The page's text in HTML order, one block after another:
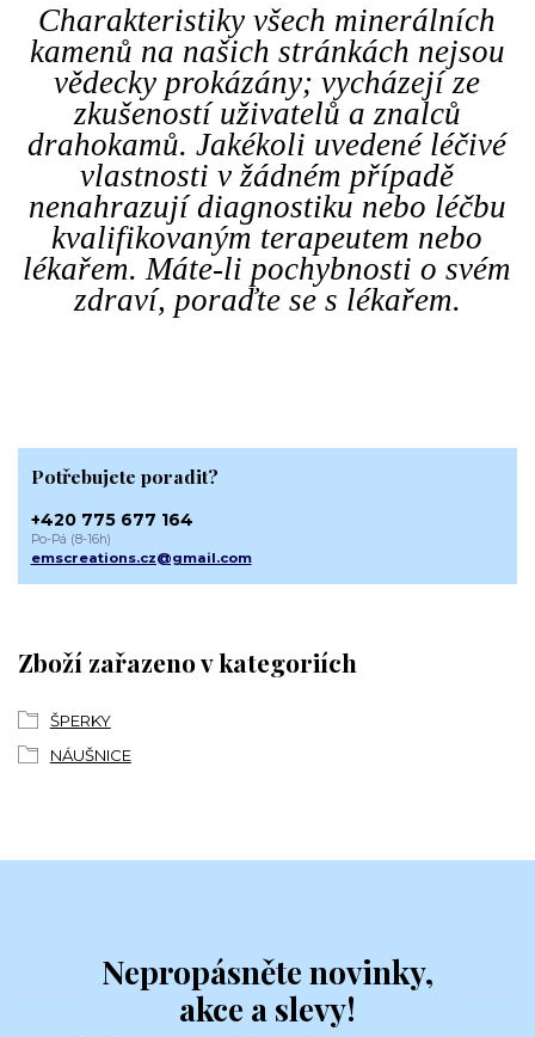
Charakteristiky všech minerálních
kamenů na našich stránkách nejsou
vědecky prokázány; vycházejí ze
zkušeností uživatelů a znalců
drahokamů. Jakékoli uvedené léčivé
vlastnosti v žádném případě
nenahrazují diagnostiku nebo léčbu
kvalifikovaným terapeutem nebo
lékařem. Máte-li pochybnosti o svém
zdraví, poraďte se s lékařem.
Zboží zařazeno v kategoriích
ŠPERKY
NÁUŠNICE
Potřebujete poradit?
+420 775 677 164
Po-Pá (8-16h)
emscreations.cz@gmail.com
Nepropásněte novinky,
akce a slevy!